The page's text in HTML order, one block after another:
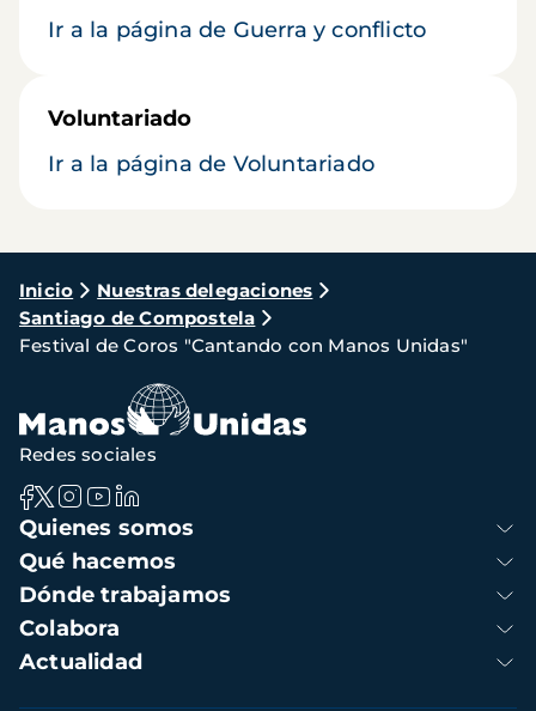
Ir a la página de Guerra y conflicto
Voluntariado
Ir a la página de Voluntariado
Ruta
de
navegación
Inicio
Nuestras delegaciones
Santiago de Compostela
Festival de Coros "Cantando con Manos Unidas"
Navegación
principal
Quienes somos
Qué hacemos
Dónde trabajamos
Colabora
Actualidad
Redes sociales